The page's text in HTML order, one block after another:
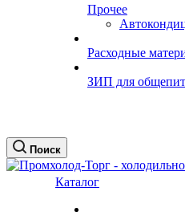
Прочее
Расходные
ЗИП для
Поиск
Каталог